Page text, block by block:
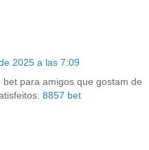
2025 a las 7:09
para amigos que gostam de
8857 bet